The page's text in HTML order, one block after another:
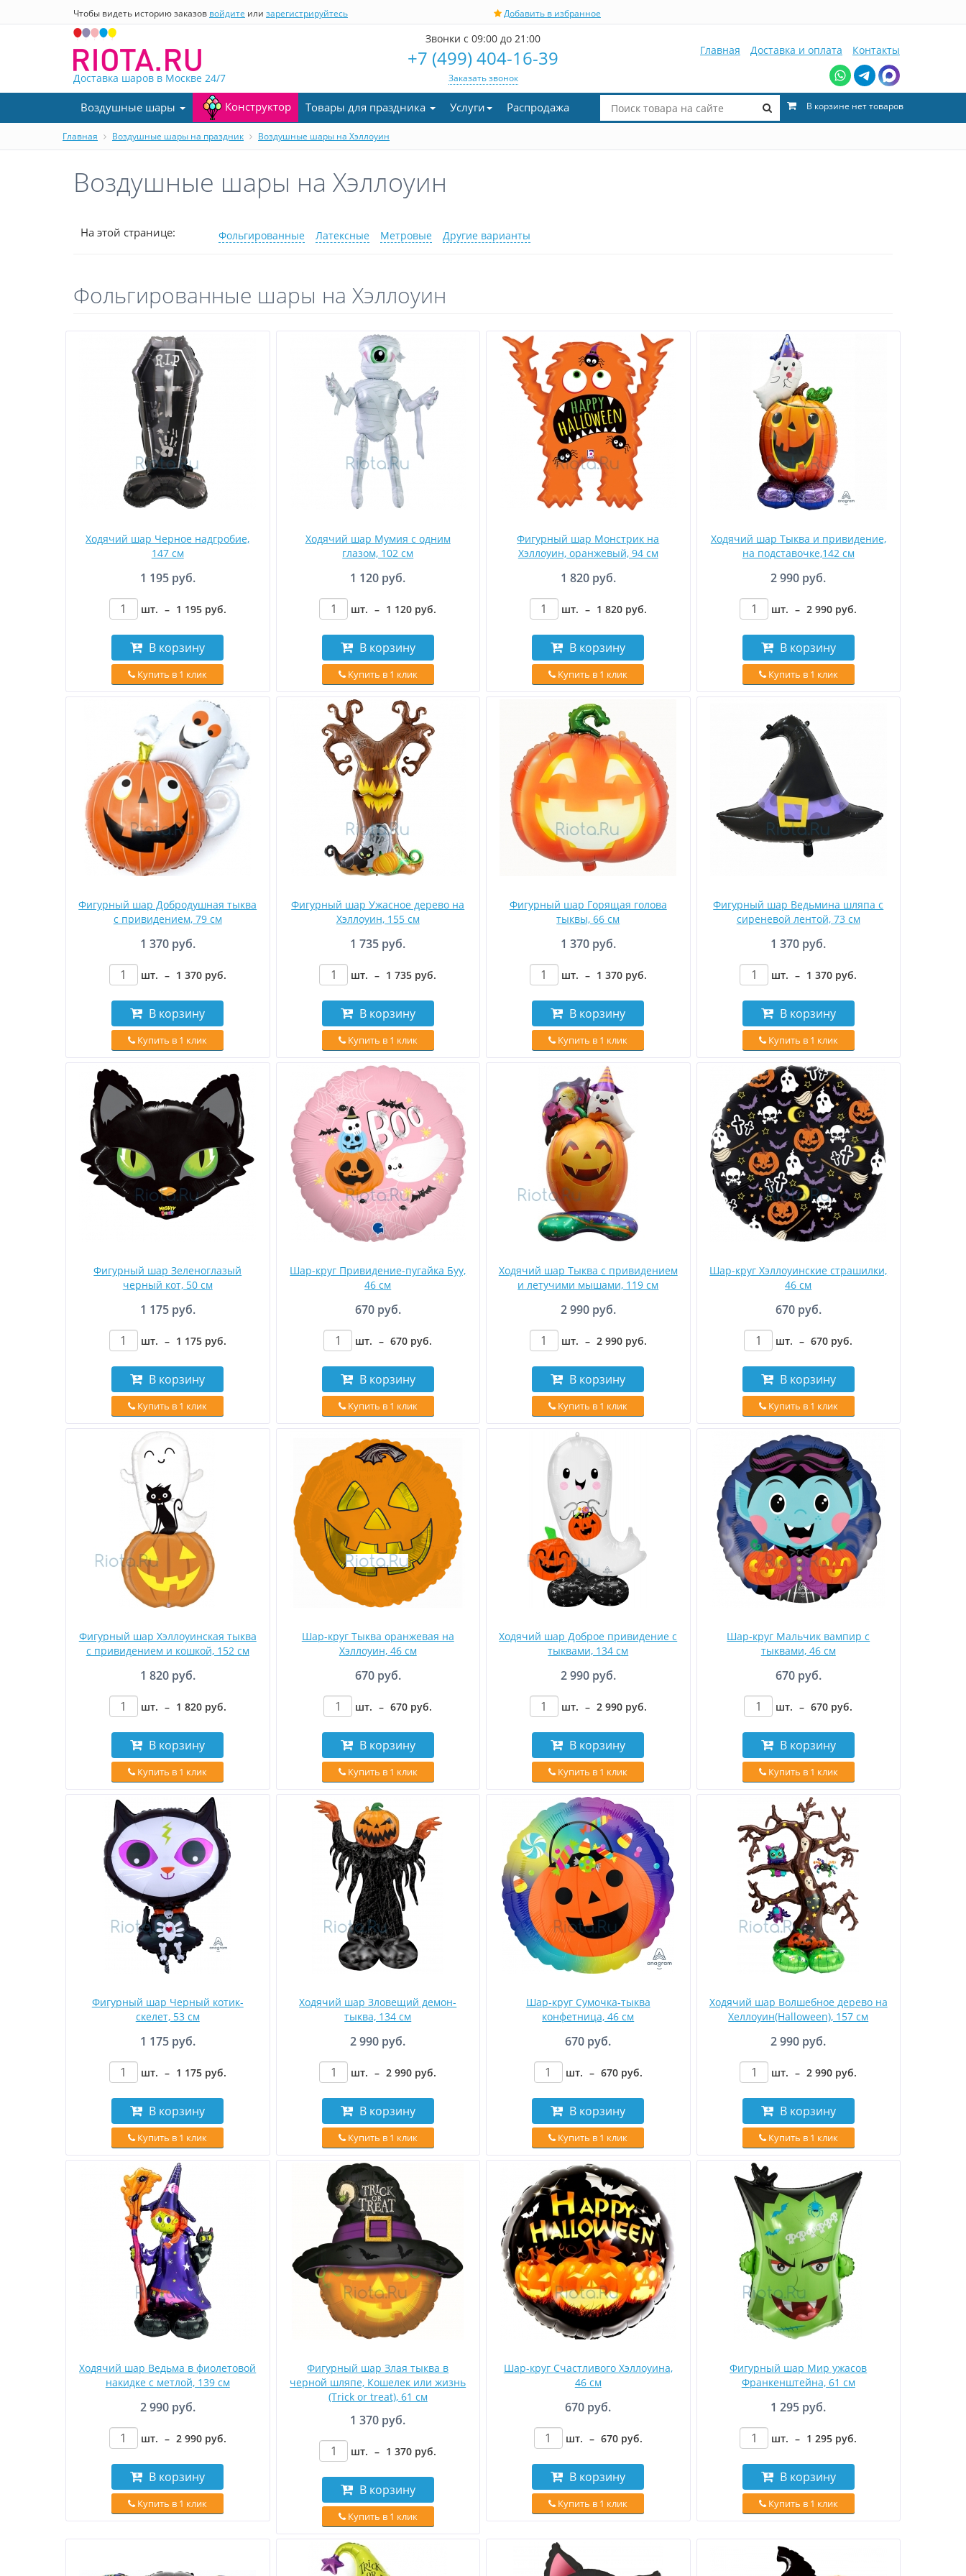
Чтобы видеть историю заказов войдите или зарегистрируйтесь Добавить в избранное
Доставка шаров в Москве 24/7
Звонки с 09:00 до 21:00
+7 (499) 404-16-39
Заказать звонок
Главная Доставка и оплата Контакты
В корзине нет товаров
Воздушные шары Конструктор Товары для праздника Услуги Распродажа
Главная Воздушные шары на праздник Воздушные шары на Хэллоуин
Воздушные шары на Хэллоуин
На этой странице: Фольгированные Латексные Метровые Другие варианты
Фольгированные шары на Хэллоуин
Ходячий шар Черное надгробие,
147 см
1 195 руб.
шт. – 1 195 руб.
В корзину
Купить в 1 клик
Ходячий шар Мумия с одним
глазом, 102 см
1 120 руб.
шт. – 1 120 руб.
В корзину
Купить в 1 клик
Фигурный шар Монстрик на
Хэллоуин, оранжевый, 94 см
1 820 руб.
шт. – 1 820 руб.
В корзину
Купить в 1 клик
Ходячий шар Тыква и привидение,
на подставочке,142 см
2 990 руб.
шт. – 2 990 руб.
В корзину
Купить в 1 клик
Фигурный шар Добродушная тыква
с привидением, 79 см
1 370 руб.
шт. – 1 370 руб.
В корзину
Купить в 1 клик
Фигурный шар Ужасное дерево на
Хэллоуин, 155 см
1 735 руб.
шт. – 1 735 руб.
В корзину
Купить в 1 клик
Фигурный шар Горящая голова
тыквы, 66 см
1 370 руб.
шт. – 1 370 руб.
В корзину
Купить в 1 клик
Фигурный шар Ведьмина шляпа с
сиреневой лентой, 73 см
1 370 руб.
шт. – 1 370 руб.
В корзину
Купить в 1 клик
Фигурный шар Зеленоглазый
черный кот, 50 см
1 175 руб.
шт. – 1 175 руб.
В корзину
Купить в 1 клик
Шар-круг Привидение-пугайка Буу,
46 см
670 руб.
шт. – 670 руб.
В корзину
Купить в 1 клик
Ходячий шар Тыква с привидением
и летучими мышами, 119 см
2 990 руб.
шт. – 2 990 руб.
В корзину
Купить в 1 клик
Шар-круг Хэллоуинские страшилки,
46 см
670 руб.
шт. – 670 руб.
В корзину
Купить в 1 клик
Фигурный шар Хэллоуинская тыква
с привидением и кошкой, 152 см
1 820 руб.
шт. – 1 820 руб.
В корзину
Купить в 1 клик
Шар-круг Тыква оранжевая на
Хэллоуин, 46 см
670 руб.
шт. – 670 руб.
В корзину
Купить в 1 клик
Ходячий шар Доброе привидение с
тыквами, 134 см
2 990 руб.
шт. – 2 990 руб.
В корзину
Купить в 1 клик
Шар-круг Мальчик вампир с
тыквами, 46 см
670 руб.
шт. – 670 руб.
В корзину
Купить в 1 клик
Фигурный шар Черный котик-
скелет, 53 см
1 175 руб.
шт. – 1 175 руб.
В корзину
Купить в 1 клик
Ходячий шар Зловещий демон-
тыква, 134 см
2 990 руб.
шт. – 2 990 руб.
В корзину
Купить в 1 клик
Шар-круг Сумочка-тыква
конфетница, 46 см
670 руб.
шт. – 670 руб.
В корзину
Купить в 1 клик
Ходячий шар Волшебное дерево на
Хеллоуин(Halloween), 157 см
2 990 руб.
шт. – 2 990 руб.
В корзину
Купить в 1 клик
Ходячий шар Ведьма в фиолетовой
накидке с метлой, 139 см
2 990 руб.
шт. – 2 990 руб.
В корзину
Купить в 1 клик
Фигурный шар Злая тыква в
черной шляпе, Кошелек или жизнь
(Trick or treat), 61 см
1 370 руб.
шт. – 1 370 руб.
В корзину
Купить в 1 клик
Шар-круг Счастливого Хэллоуина,
46 см
670 руб.
шт. – 670 руб.
В корзину
Купить в 1 клик
Фигурный шар Мир ужасов
Франкенштейна, 61 см
1 295 руб.
шт. – 1 295 руб.
В корзину
Купить в 1 клик